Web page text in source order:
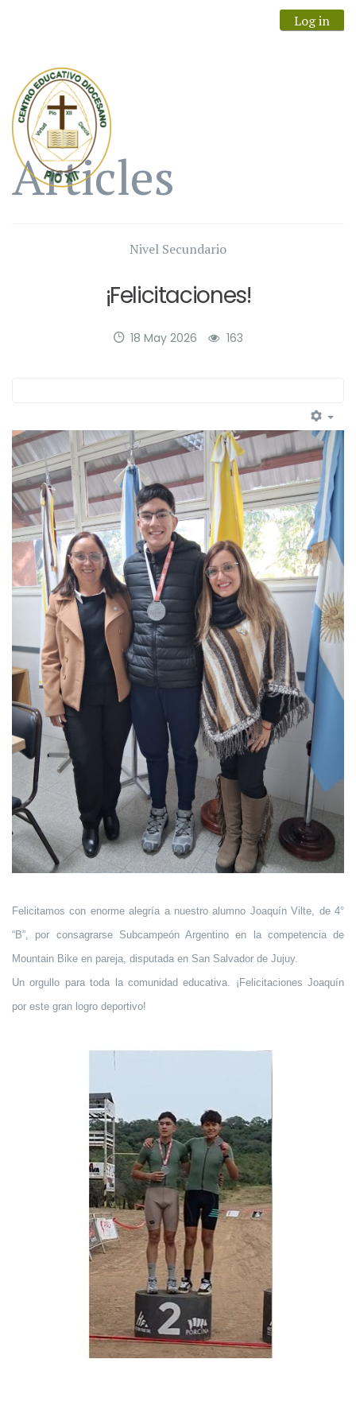
Log in
Articles
Nivel Secundario
¡Felicitaciones!
18 May 2026 163
Felicitamos con enorme alegría a nuestro alumno Joaquín Vilte, de 4°
“B”, por consagrarse Subcampeón Argentino en la competencia de
Mountain Bike en pareja, disputada en San Salvador de Jujuy.
Un orgullo para toda la comunidad educativa. ¡Felicitaciones Joaquín
por este gran logro deportivo!